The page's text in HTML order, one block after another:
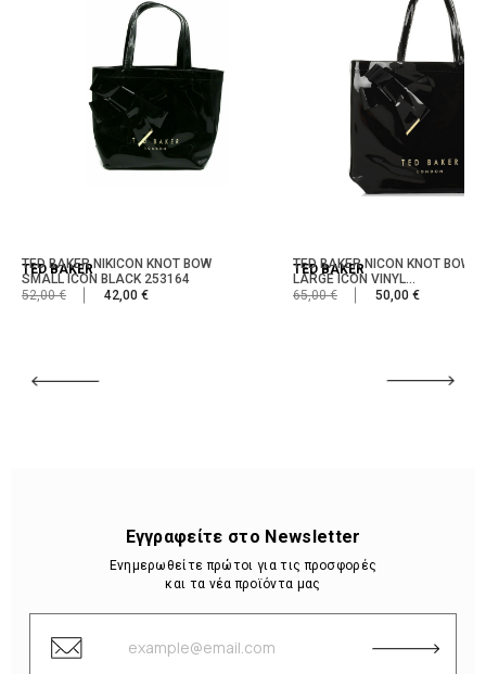
TED BAKER
TED BAKER NIKICON KNOT BOW
SMALL ICON BLACK 253164
52,00 €
42,00 €
TED BAKER
TED BAKER NICON KNOT BOW
LARGE ICON VINYL...
65,00 €
50,00 €
Εγγραφείτε στο Newsletter
Ενημερωθείτε πρώτοι για τις προσφορές
και τα νέα προϊόντα μας